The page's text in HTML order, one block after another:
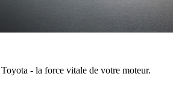
- la force vitale de votre moteur.